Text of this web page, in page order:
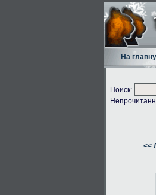
На
Поиск:
<<